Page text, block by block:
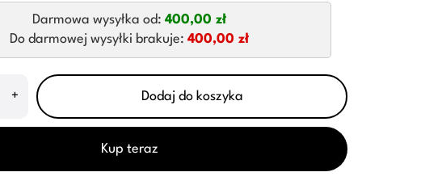
Darmowa wysyłka od: 400,00 zł
Do darmowej wysyłki brakuje: 400,00 zł
+ Dodaj do koszyka
Kup teraz